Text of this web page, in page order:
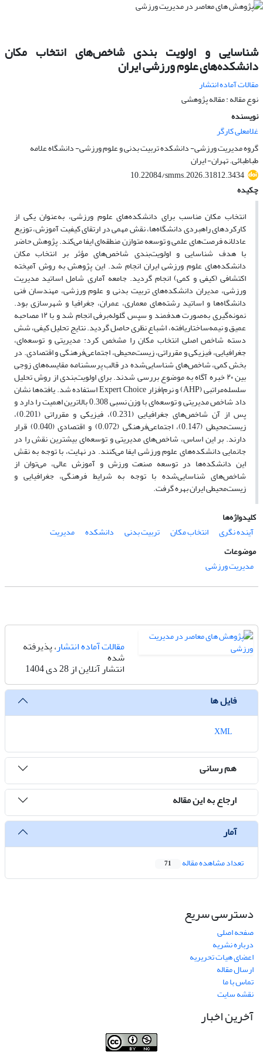
شناسایی و اولویت بندی شاخص‌های انتخاب مکان
دانشکده‌های علوم ورزشی ایران
مقالات آماده انتشار
نوع مقاله : مقاله پژوهشی
نویسنده
غلامعلی کارگر
گروه مدیریت ورزشی- دانشکده تربیت بدنی و علوم ورزشی- دانشگاه علامه
طباطبائی. تهران- ایران
10.22084/smms.2026.31812.3434
چکیده
انتخاب مکان مناسب برای دانشکده‌های علوم ورزشی، به‌عنوان یکی از
کارکردهای راهبردی دانشگاه‌ها، نقش مهمی در ارتقای کیفیت آموزش، توزیع
عادلانه فرصت‌های علمی و توسعه متوازن منطقه‌ای ایفا می‌کند. پژوهش حاضر
با هدف شناسایی و اولویت‌بندی شاخص‌های مؤثر بر انتخاب مکان
دانشکده‌های علوم ورزشی ایران انجام شد. این پژوهش به روش آمیخته
اکتشافی (کیفی و کمی) انجام گردید. جامعه آماری شامل اساتید مدیریت
ورزشی، مدیران دانشکده‌های تربیت بدنی و علوم ورزشی، مهندسان فنی
دانشگاه‌ها و اساتید رشته‌های معماری، عمران، جغرافیا و شهرسازی بود.
نمونه‌گیری به‌صورت هدفمند و سپس گلوله‌برفی انجام شد و با ۱۲ مصاحبه
عمیق و نیمه‌ساختاریافته، اشباع نظری حاصل گردید. نتایج تحلیل کیفی، شش
دسته شاخص اصلی انتخاب مکان را مشخص کرد: مدیریتی و توسعه‌ای،
جغرافیایی، فیزیکی و مقرراتی، زیست‌محیطی، اجتماعی‌فرهنگی و اقتصادی. در
بخش کمی، شاخص‌های شناسایی‌شده در قالب پرسشنامه مقایسه‌های زوجی
بین ۲۰ خبره آگاه به موضوع بررسی شدند. برای اولویت‌بندی از روش تحلیل
سلسله‌مراتبی (AHP) و نرم‌افزار Expert Choice استفاده شد. یافته‌ها نشان
داد شاخص مدیریتی و توسعه‌ای با وزن نسبی 0.308 بالاترین اهمیت را دارد و
پس از آن شاخص‌های جغرافیایی (0.231)، فیزیکی و مقرراتی (0.201)،
زیست‌محیطی (0.147)، اجتماعی‌فرهنگی (0.072) و اقتصادی (0.040) قرار
دارند. بر این اساس، شاخص‌های مدیریتی و توسعه‌ای بیشترین نقش را در
جانمایی دانشکده‌های علوم ورزشی ایفا می‌کنند. در نهایت، با توجه به نقش
این دانشکده‌ها در توسعه صنعت ورزش و آموزش عالی، می‌توان از
شاخص‌های شناسایی‌شده با توجه به شرایط فرهنگی، جغرافیایی و
زیست‌محیطی ایران بهره گرفت.
کلیدواژه‌ها
آینده نگری
انتخاب مکان تربیت بدنی دانشکده
مدیریت
موضوعات
مدیریت ورزشی
مقالات آماده انتشار، پذیرفته
شده
انتشار آنلاین از 28 دی 1404
فایل ها
هم رسانی
ارجاع به این مقاله
آمار
تعداد مشاهده مقاله 71
دسترسی سریع
صفحه اصلی
درباره نشریه
اعضای هیات تحریریه
ارسال مقاله
تماس با ما
نقشه سایت
آخرین اخبار